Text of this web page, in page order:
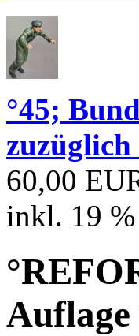
°45;
60,00
inkl. 19
Auflage